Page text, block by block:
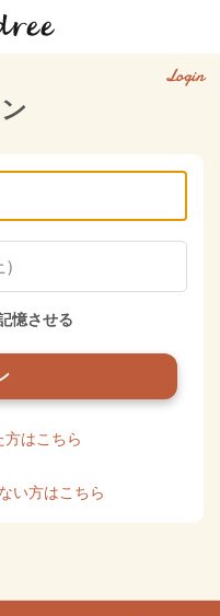
Login
憶させる
はこちら
い方はこちら